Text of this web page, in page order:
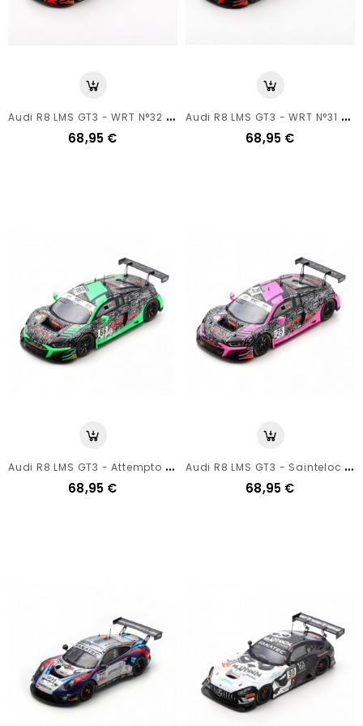
A
Udi R8 LMS GT3 - WRT N°32 - 24h Spa 2020 - Spark 1/43
68,95 €
A
Udi R8 LMS GT3 - WRT N°31 - 24h Spa 2020 - Spark 1/43
68,95 €
A
Udi R8 LMS GT3 - Attempto Racing N°66 - 24h Spa 2020 - Spark 1/43
68,95 €
A
Udi R8 LMS GT3 - Sainteloc Racing N°25 - 24h Spa 2020 - Spark 1/43
68,95 €